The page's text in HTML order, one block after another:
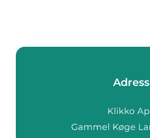
Adress